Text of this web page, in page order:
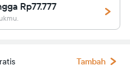
Rp77.777
Tambah